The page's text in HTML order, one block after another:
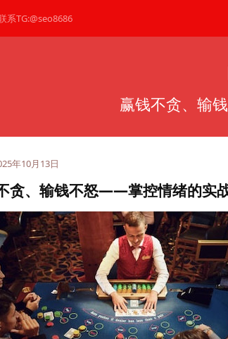
系TG:@seo8686
赢钱不贪、输
年10月13日
贪、输钱不怒——掌控情绪的实